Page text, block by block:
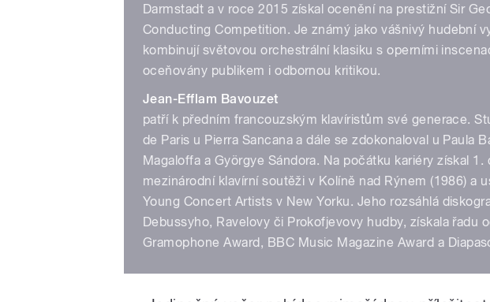
Darmstadt a v roce 2015 získal ocenění na prestižní Sir
Conducting Competition. Je známý jako vášnivý hudební
kombinují světovou orchestrální klasiku s operními
oceňovány publikem i odbornou kritikou.
Jean-Efflam Bavouzet
patří k předním francouzským klavíristům své generace.
de Paris u Pierra Sancana a dále se zdokonaloval u Paula
Magaloffa a Györgye Sándora. Na počátku kariéry získal
mezinárodní klavírní soutěži v Kolíně nad Rýnem (1986) a
Young Concert Artists v New Yorku. Jeho rozsáhlá
Debussyho, Ravelovy či Prokofjevovy hudby, získala řadu
Gramophone Award, BBC Music Magazine Award a